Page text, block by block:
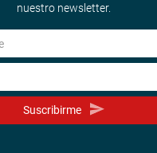
nuestro newsletter.
Suscribirme